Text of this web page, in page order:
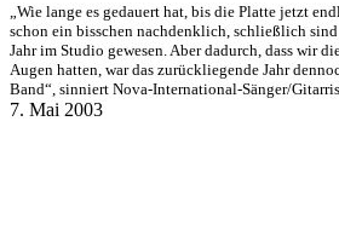
„Wie lange es gedauert hat, bis die Platte jetzt
schon ein bisschen nachdenklich, schließlich
Jahr im Studio gewesen. Aber dadurch, dass wir
Augen hatten, war das zurückliegende Jahr
Band“, sinniert Nova-International-Sänger/
7. Mai 2003